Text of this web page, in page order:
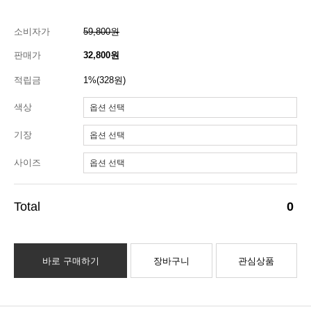
소비자가 59,800원
판매가 32,800원
적립금 1%(328원)
색상
기장
사이즈
0
바로 구매하기 장바구니 관심상품